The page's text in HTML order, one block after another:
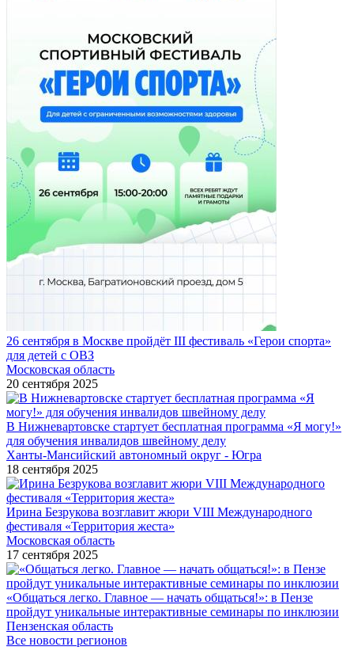
26 сентября в Москве пройдёт III фестиваль «Герои спорта»
для детей с ОВЗ
Московская область
20 сентября 2025
В Нижневартовске стартует бесплатная программа «Я могу!»
для обучения инвалидов швейному делу
Ханты-Мансийский автономный округ - Югра
18 сентября 2025
Ирина Безрукова возглавит жюри VIII Международного
фестиваля «Территория жеста»
Московская область
17 сентября 2025
«Общаться легко. Главное — начать общаться!»: в Пензе
пройдут уникальные интерактивные семинары по инклюзии
Пензенская область
Все новости регионов